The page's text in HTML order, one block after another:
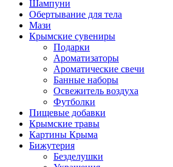
Шампуни
Обертывание для тела
Мази
Крымские сувениры
Подарки
Ароматизаторы
Ароматические свечи
Банные наборы
Освежитель воздуха
Футболки
Пищевые добавки
Крымские травы
Картины Крыма
Бижутерия
Безделушки